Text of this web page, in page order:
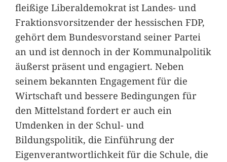
fleißige Liberaldemokrat ist Landes- und
Fraktionsvorsitzender der hessischen FDP,
gehört dem Bundesvorstand seiner Partei
an und ist dennoch in der Kommunalpolitik
äußerst präsent und engagiert. Neben
seinem bekannten Engagement für die
Wirtschaft und bessere Bedingungen für
den Mittelstand fordert er auch ein
Umdenken in der Schul- und
Bildungspolitik, die Einführung der
Eigenverantwortlichkeit für die Schule, die